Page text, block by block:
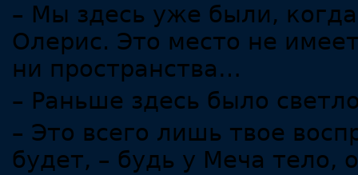
– Мы здесь уже были,
Олерис. Это место не
ни пространства…
– Раньше здесь было
– Это всего лишь твое
будет, – будь у Меча